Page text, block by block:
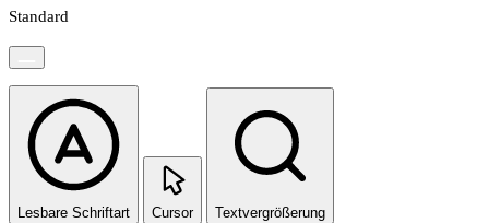
Standard
Lesbare Schriftart Cursor Textvergrößerung